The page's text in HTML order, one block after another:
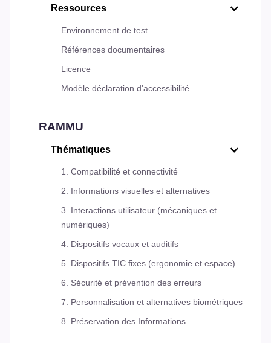
Ressources
Environnement de test
Références documentaires
Licence
Modèle déclaration d'accessibilité
RAMMU
Thématiques
1. Compatibilité et connectivité
2. Informations visuelles et alternatives
3. Interactions utilisateur (mécaniques et
numériques)
4. Dispositifs vocaux et auditifs
5. Dispositifs TIC fixes (ergonomie et espace)
6. Sécurité et prévention des erreurs
7. Personnalisation et alternatives biométriques
8. Préservation des Informations